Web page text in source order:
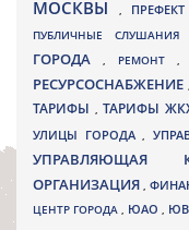
МОСКВЫ
, ПРЕФЕКТ
ПУБЛИЧНЫЕ СЛУШАНИЯ
ГОРОДА
, РЕМОНТ ,
РЕСУРСОСНАБЖЕНИЕ,
ТАРИФЫ , ТАРИФЫ
УЛИЦЫ ГОРОДА ,
ОРГАНИЗАЦИЯ,
ЦЕНТР ГОРОДА , ЮАО ,